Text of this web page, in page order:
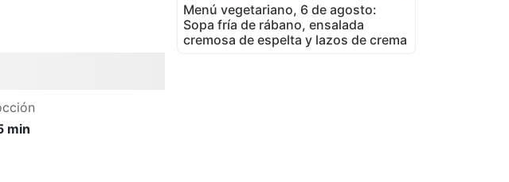
min
Menú vegetariano, 6 de agosto:
Sopa fría de rábano, ensalada
cremosa de espelta y lazos de crema